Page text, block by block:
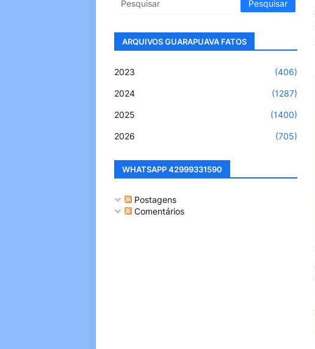
ARQUIVOS GUARAPUAVA FATOS
2023 (406)
2024 (1287)
2025 (1400)
2026 (705)
WHATSAPP 42999331590
Postagens
Comentários